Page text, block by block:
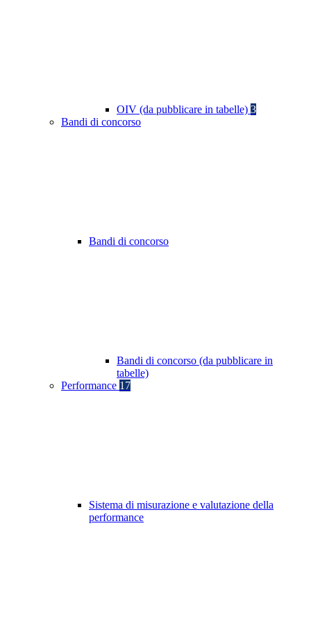
OIV (da pubblicare in tabelle) 3
Bandi di concorso
Bandi di concorso
Bandi di concorso (da pubblicare in
tabelle)
Performance 17
Sistema di misurazione e valutazione della
performance